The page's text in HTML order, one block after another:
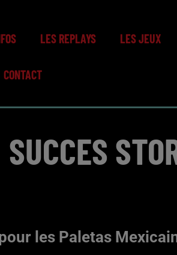
LES REPLAYS LES JEUX
CONTACT
les Paletas